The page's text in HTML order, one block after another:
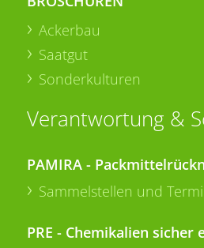
Ackerbau
Saatgut
Sonderkulturen
Verantwortung &
PAMIRA -
Sammelstellen und
PRE - Chemikalien sicher